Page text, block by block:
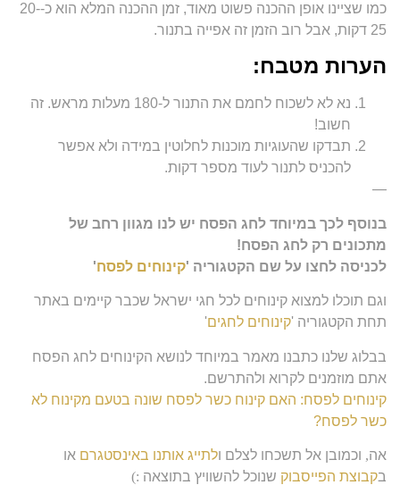
כמו שציינו אופן ההכנה פשוט מאוד, זמן ההכנה המלא הוא כ-20-
25 דקות, אבל רוב הזמן זה אפייה בתנור.
הערות מטבח:
נא לא לשכוח לחמם את התנור ל-180 מעלות מראש. זה
חשוב!
תבדקו שהעוגיות מוכנות לחלוטין במידה ולא אפשר
להכניס לתנור לעוד מספר דקות.
—
בנוסף לכך במיוחד לחג הפסח יש לנו מגוון רחב של
מתכונים רק לחג הפסח!
לכניסה לחצו על שם הקטגוריה 'קינוחים לפסח'
וגם תוכלו למצוא קינוחים לכל חגי ישראל שכבר קיימים באתר
תחת הקטגוריה 'קינוחים לחגים'
בבלוג שלנו כתבנו מאמר במיוחד לנושא הקינוחים לחג הפסח
אתם מוזמנים לקרוא ולהתרשם.
קינוחים לפסח: האם קינוח כשר לפסח שונה בטעם מקינוח לא
כשר לפסח?
אה, וכמובן אל תשכחו לצלם ולתייג אותנו באינסטגרם או
בקבוצת הפייסבוק שנוכל להשוויץ בתוצאה :)